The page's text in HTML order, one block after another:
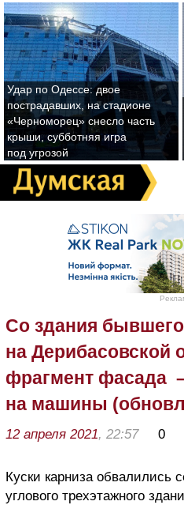
Удар по Одессе: двое
пострадавших, на стадионе
«Черноморец» снесло часть
крыши, субботняя игра
под угрозой
Со здания
на Дерибасовской
фрагмент фасада
на машины
12 апреля 2021, 22:57 0
Куски карниза обвалились
углового трехэтажного